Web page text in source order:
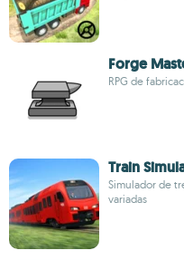
Forge
RPG de
Train
Simulador de
variadas